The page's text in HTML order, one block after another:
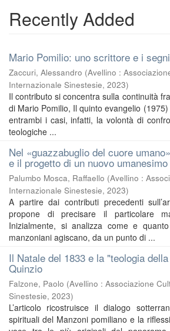
Recently Added
Mario Pomilio: uno scrittore e i
Zaccuri, Alessandro (Avellino :
Internazionale Sinestesie, 2023)
Il contributo si concentra sulla continuità
di Mario Pomilio, Il quinto evangelio
entrambi i casi, infatti, la volontà di
teologiche ...
Nel «guazzabuglio del cuore
e il progetto di un nuovo
Palumbo Mosca, Raffaello (Avellino :
Internazionale Sinestesie, 2023)
A partire dai contributi precedenti
propone di precisare il particolare
Inizialmente, si analizza come e
manzoniani agiscano, da un punto di ...
Il Natale del 1833 e la "teologia
Quinzio
Falzone, Paolo (Avellino : Associazione
Sinestesie, 2023)
L’articolo ricostruisce il dialogo
spirituali del Manzoni pomiliano e la